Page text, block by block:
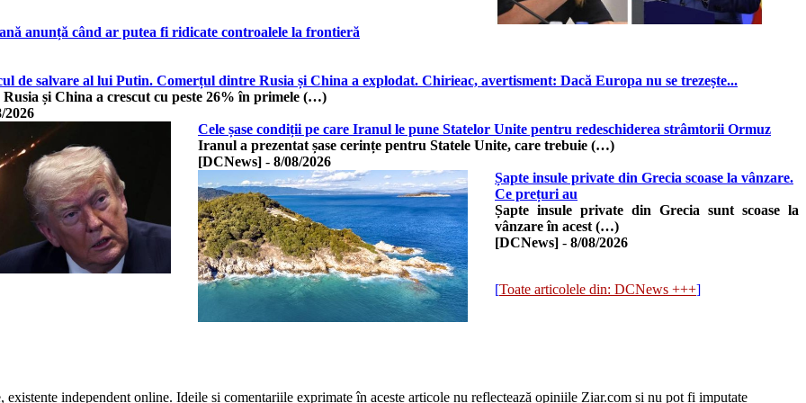
anunță când ar putea fi ridicate controalele la frontieră
de salvare al lui Putin. Comerțul dintre Rusia și China a explodat. Chirieac, avertisment: Dacă Europa nu se trezește...
și China a crescut cu peste 26% în primele (…)
2026
Cele șase condiții pe care Iranul le pune Statelor Unite pentru redeschiderea strâmtorii Ormuz
Iranul a prezentat șase cerințe pentru Statele Unite, care trebuie (…)
[DCNews] - 8/08/2026
Șapte insule private din Grecia scoase la vânzare.
Ce prețuri au
Șapte insule private din Grecia sunt scoase la
vânzare în acest (…)
[DCNews] - 8/08/2026
[Toate articolele din: DCNews +++]
independent online. Ideile și comentariile exprimate în aceste articole nu reflectează opiniile Ziar.com și nu pot fi imputate